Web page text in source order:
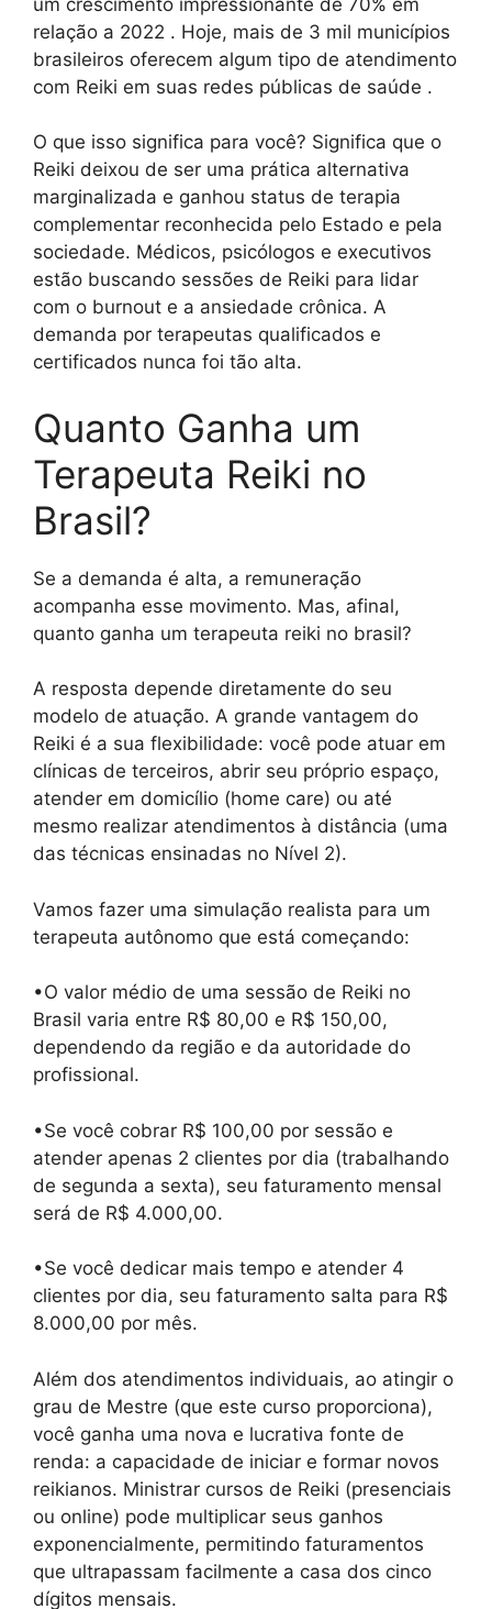
relação a 2022 . Hoje, mais de 3 mil municípios
brasileiros oferecem algum tipo de atendimento
com Reiki em suas redes públicas de saúde .
O que isso significa para você? Significa que o
Reiki deixou de ser uma prática alternativa
marginalizada e ganhou status de terapia
complementar reconhecida pelo Estado e pela
sociedade. Médicos, psicólogos e executivos
estão buscando sessões de Reiki para lidar
com o burnout e a ansiedade crônica. A
demanda por terapeutas qualificados e
certificados nunca foi tão alta.
Quanto Ganha um
Terapeuta Reiki no
Brasil?
Se a demanda é alta, a remuneração
acompanha esse movimento. Mas, afinal,
quanto ganha um terapeuta reiki no brasil?
A resposta depende diretamente do seu
modelo de atuação. A grande vantagem do
Reiki é a sua flexibilidade: você pode atuar em
clínicas de terceiros, abrir seu próprio espaço,
atender em domicílio (home care) ou até
mesmo realizar atendimentos à distância (uma
das técnicas ensinadas no Nível 2).
Vamos fazer uma simulação realista para um
terapeuta autônomo que está começando:
•O valor médio de uma sessão de Reiki no
Brasil varia entre R$ 80,00 e R$ 150,00,
dependendo da região e da autoridade do
profissional.
•Se você cobrar R$ 100,00 por sessão e
atender apenas 2 clientes por dia (trabalhando
de segunda a sexta), seu faturamento mensal
será de R$ 4.000,00.
•Se você dedicar mais tempo e atender 4
clientes por dia, seu faturamento salta para R$
8.000,00 por mês.
Além dos atendimentos individuais, ao atingir o
grau de Mestre (que este curso proporciona),
você ganha uma nova e lucrativa fonte de
renda: a capacidade de iniciar e formar novos
reikianos. Ministrar cursos de Reiki (presenciais
ou online) pode multiplicar seus ganhos
exponencialmente, permitindo faturamentos
que ultrapassam facilmente a casa dos cinco
dígitos mensais.